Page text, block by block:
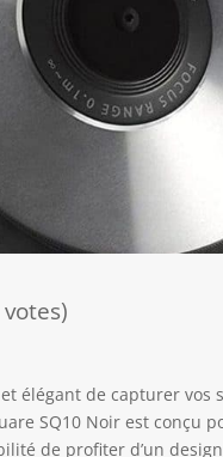
élégant de capturer
SQ10 Noir est
de profiter d’un